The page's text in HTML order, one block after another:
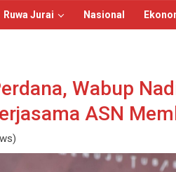
Ruwa Jurai Nasional
Wabup
ASN